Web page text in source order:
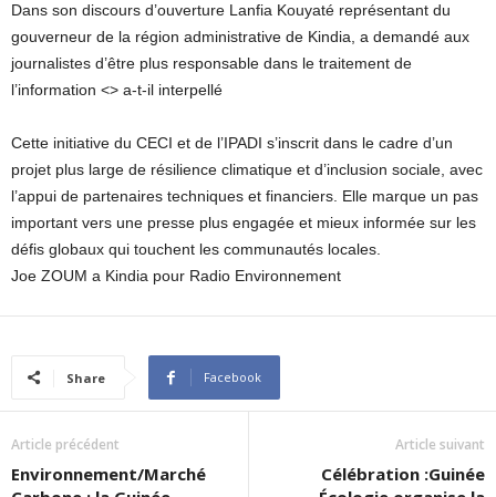
Dans son discours d’ouverture Lanfia Kouyaté représentant du
gouverneur de la région administrative de Kindia, a demandé aux
journalistes d’être plus responsable dans le traitement de
l’information <> a-t-il interpellé
Cette initiative du CECI et de l’IPADI s’inscrit dans le cadre d’un
projet plus large de résilience climatique et d’inclusion sociale, avec
l’appui de partenaires techniques et financiers. Elle marque un pas
important vers une presse plus engagée et mieux informée sur les
défis globaux qui touchent les communautés locales.
Joe ZOUM a Kindia pour Radio Environnement
Share Facebook
Article précédent
Environnement/Marché
Article suivant
Célébration :Guinée